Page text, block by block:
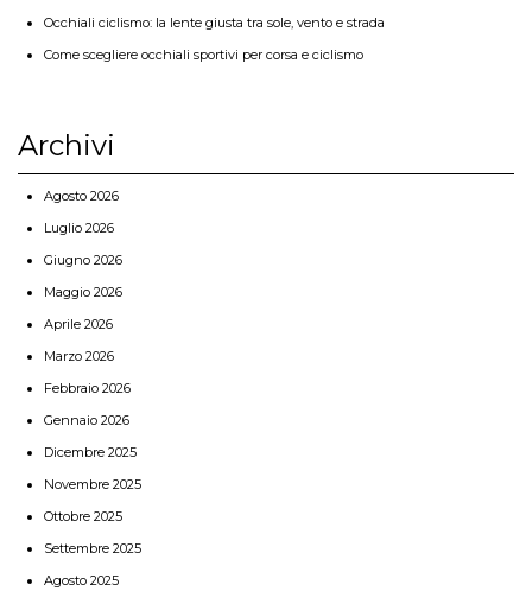
Occhiali ciclismo: la lente giusta tra sole, vento e strada
Come scegliere occhiali sportivi per corsa e ciclismo
Archivi
Agosto 2026
Luglio 2026
Giugno 2026
Maggio 2026
Aprile 2026
Marzo 2026
Febbraio 2026
Gennaio 2026
Dicembre 2025
Novembre 2025
Ottobre 2025
Settembre 2025
Agosto 2025